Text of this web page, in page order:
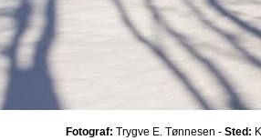
Fotograf: Trygve E. Tønnesen - Sted: